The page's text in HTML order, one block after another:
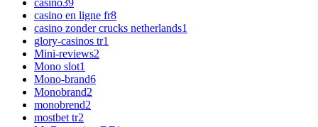
casino39
casino en ligne fr8
casino zonder crucks netherlands1
glory-casinos tr1
Mini-reviews2
Mono slot1
Mono-brand6
Monobrand2
monobrend2
mostbet tr2